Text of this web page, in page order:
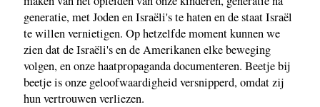
generatie, met Joden en Israëli's te haten en de staat Israël
te willen vernietigen. Op hetzelfde moment kunnen we
zien dat de Israëli's en de Amerikanen elke beweging
volgen, en onze haatpropaganda documenteren. Beetje bij
beetje is onze geloofwaardigheid versnipperd, omdat zij
hun vertrouwen verliezen.